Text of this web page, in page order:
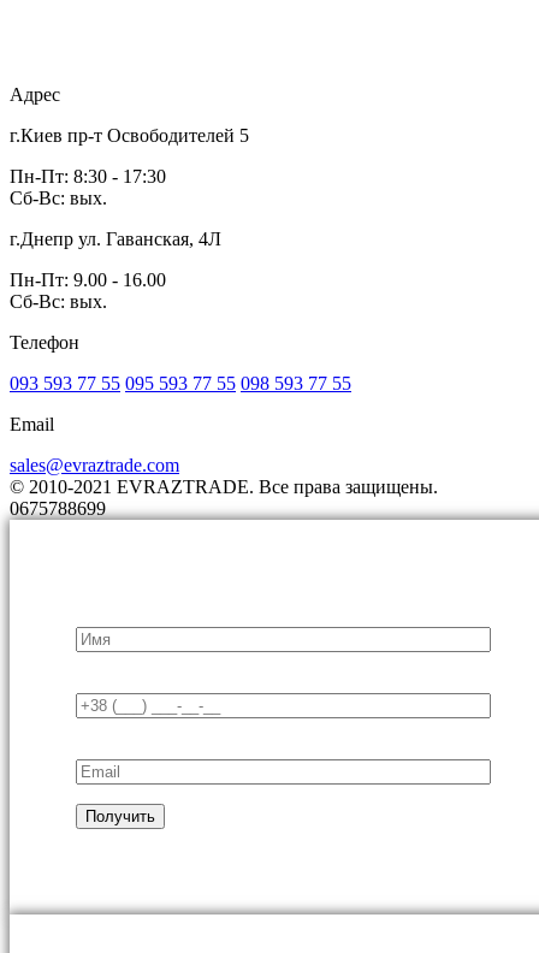
Адрес
г.Киев пр-т Освободителей 5
Пн-Пт: 8:30 - 17:30
Сб-Вс: вых.
г.Днепр ул. Гаванская, 4Л
Пн-Пт: 9.00 - 16.00
Сб-Вс: вых.
Телефон
093 593 77 55 095 593 77 55 098 593 77 55
Email
sales@evraztrade.com
© 2010-2021 EVRAZTRADE. Все права защищены.
0675788699